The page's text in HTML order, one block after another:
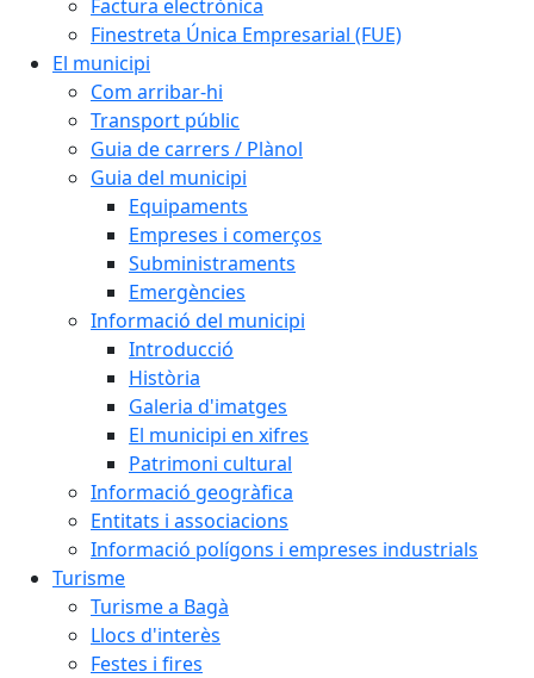
Factura electrònica
Finestreta Única Empresarial (FUE)
El municipi
Com arribar-hi
Transport públic
Guia de carrers / Plànol
Guia del municipi
Equipaments
Empreses i comerços
Subministraments
Emergències
Informació del municipi
Introducció
Història
Galeria d'imatges
El municipi en xifres
Patrimoni cultural
Informació geogràfica
Entitats i associacions
Informació polígons i empreses industrials
Turisme
Turisme a Bagà
Llocs d'interès
Festes i fires